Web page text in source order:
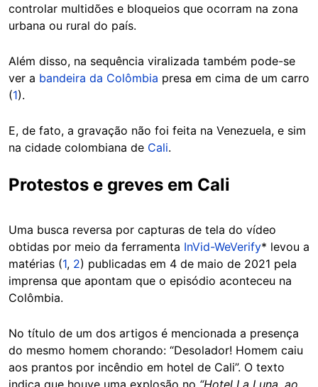
controlar multidões e bloqueios que ocorram na zona
urbana ou rural do país.
Além disso, na sequência viralizada também pode-se
ver a bandeira da Colômbia presa em cima de um carro
(1).
E, de fato, a gravação não foi feita na Venezuela, e sim
na cidade colombiana de Cali.
Protestos e greves em Cali
Uma busca reversa por capturas de tela do vídeo
obtidas por meio da ferramenta InVid-WeVerify* levou a
matérias (1, 2) publicadas em 4 de maio de 2021 pela
imprensa que apontam que o episódio aconteceu na
Colômbia.
No título de um dos artigos é mencionada a presença
do mesmo homem chorando: “Desolador! Homem caiu
aos prantos por incêndio em hotel de Cali”. O texto